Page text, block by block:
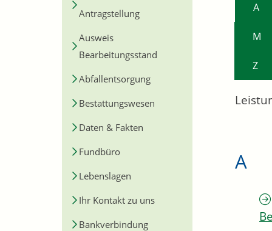
Antragstellung
Ausweis
Bearbeitungsstand
Abfallentsorgung
Bestattungswesen
Daten & Fakten
Fundbüro
Lebenslagen
Ihr Kontakt zu uns
Bankverbindung
A
M
Z
A